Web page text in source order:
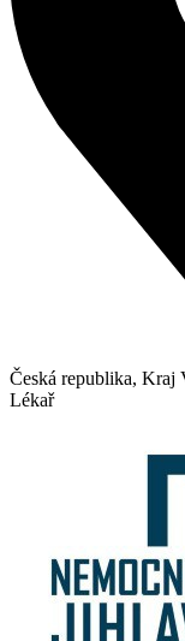
Česká republika, Kraj
Lékař